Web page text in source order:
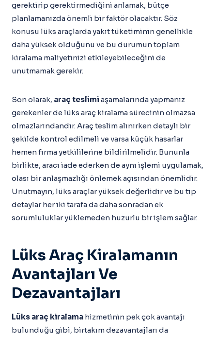
gerektirip gerektirmediğini anlamak, bütçe
planlamanızda önemli bir faktör olacaktır. Söz
konusu lüks araçlarda yakıt tüketiminin genellikle
daha yüksek olduğunu ve bu durumun toplam
kiralama maliyetinizi etkileyebileceğini de
unutmamak gerekir.
Son olarak, araç teslimi aşamalarında yapmanız
gerekenler de lüks araç kiralama sürecinin olmazsa
olmazlarındandır. Araç teslim alınırken detaylı bir
şekilde kontrol edilmeli ve varsa küçük hasarlar
hemen firma yetkililerine bildirilmelidir. Bununla
birlikte, aracı iade ederken de aynı işlemi uygulamak,
olası bir anlaşmazlığı önlemek açısından önemlidir.
Unutmayın, lüks araçlar yüksek değerlidir ve bu tip
detaylar her iki tarafa da daha sonradan ek
sorumluluklar yüklemeden huzurlu bir işlem sağlar.
Lüks Araç Kiralamanın
Avantajları Ve
Dezavantajları
Lüks araç kiralama hizmetinin pek çok avantajı
bulunduğu gibi, birtakım dezavantajları da